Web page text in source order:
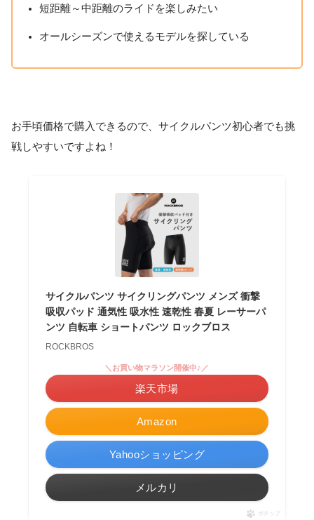
短距離～中距離のライドを楽しみたい
オールシーズンで使えるモデルを探している
お手頃価格で購入できるので、サイクルパンツ初心者でも挑
戦しやすいですよね！
サイクルパンツ サイクリングパンツ メンズ 衝撃
吸収パッド 通気性 吸水性 速乾性 春夏 レーサーパ
ンツ 自転車 ショートパンツ ロックブロス
ROCKBROS
Amazon
＼お買い物マラソン開催中♪／
楽天市場
Yahooショッピング
メルカリ
ポチップ